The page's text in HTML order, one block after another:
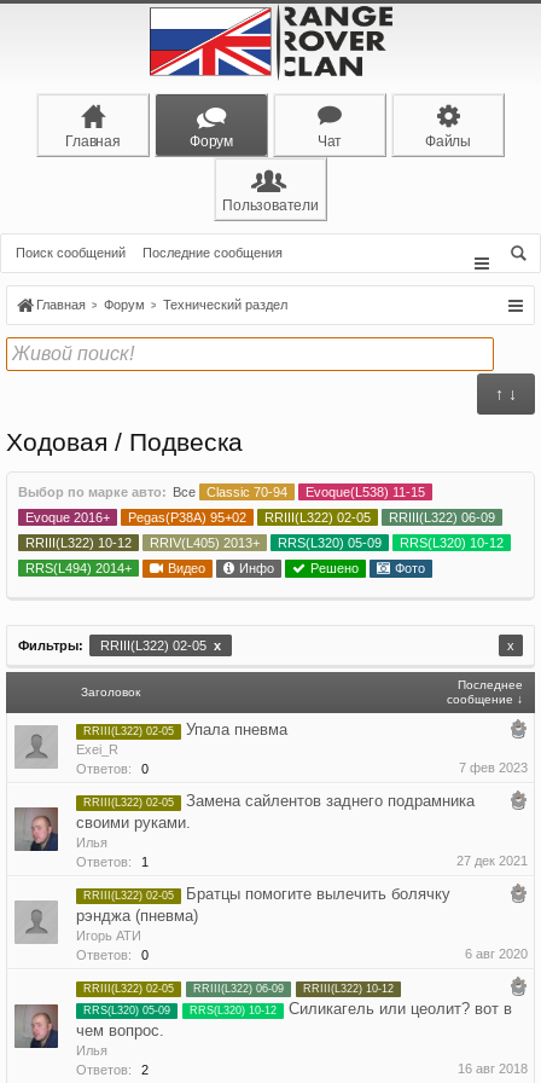
Главная Форум Чат Файлы
Пользователи
Поиск сообщений Последние сообщения
Главная Форум Технический раздел
↑ ↓
Ходовая / Подвеска
Выбор по марке авто: Все Classic 70-94
Evoque(L538) 11-15
Evoque 2016+
Pegas(P38A) 95+02 RRIII(L322) 02-05
RRIII(L322) 06-09
RRIII(L322) 10-12
RRIV(L405) 2013+ RRS(L320) 05-09
RRS(L320) 10-12
RRS(L494) 2014+
Видео Инфо Решено Фото
Фильтры: RRIII(L322) 02-05 x x
Заголовок
Последнее
сообщение ↓
RRIII(L322) 02-05 Упала пневма
Exei_R
Ответов:
0 7 фев 2023
RRIII(L322) 02-05
Замена сайлентов заднего подрамника
своими руками.
Илья
Ответов:
1 27 дек 2021
RRIII(L322) 02-05
Братцы помогите вылечить болячку
рэнджа (пневма)
Игорь АТИ
Ответов:
0 6 авг 2020
RRIII(L322) 02-05 RRIII(L322) 06-09
RRIII(L322) 10-12
RRS(L320) 05-09
RRS(L320) 10-12
Силикагель или цеолит? вот в
чем вопрос.
Илья
Ответов:
2 16 авг 2018